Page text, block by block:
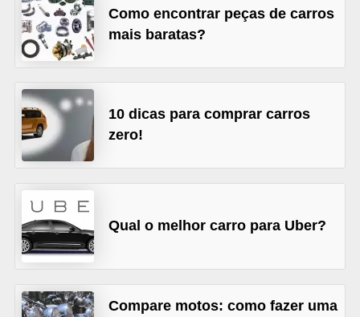
Como encontrar peças de carros
mais baratas?
10 dicas para comprar carros
zero!
Qual o melhor carro para Uber?
Compare motos: como fazer uma
i
s
A
u
t
o
m
ó
v
e
i
e